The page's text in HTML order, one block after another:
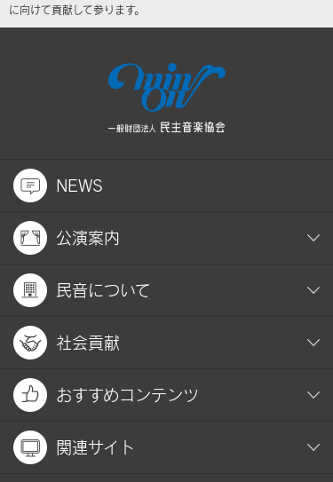
に向けて貢献して参ります。
NEWS
公演案内
民音について
社会貢献
おすすめコンテンツ
関連サイト